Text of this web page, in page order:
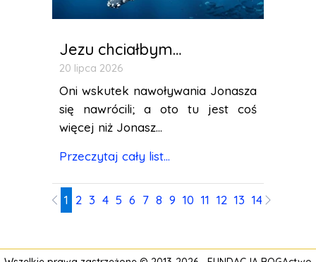
Jezu chciałbym…
20 lipca 2026
Oni wskutek nawoływania Jonasza
się nawrócili; a oto tu jest coś
więcej niż Jonasz...
Przeczytaj cały list...
1 2 3 4 5 6 7 8 9 10 11 12 13 14 15